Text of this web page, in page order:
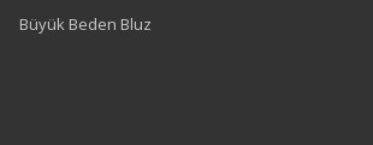
Büyük Beden Bluz